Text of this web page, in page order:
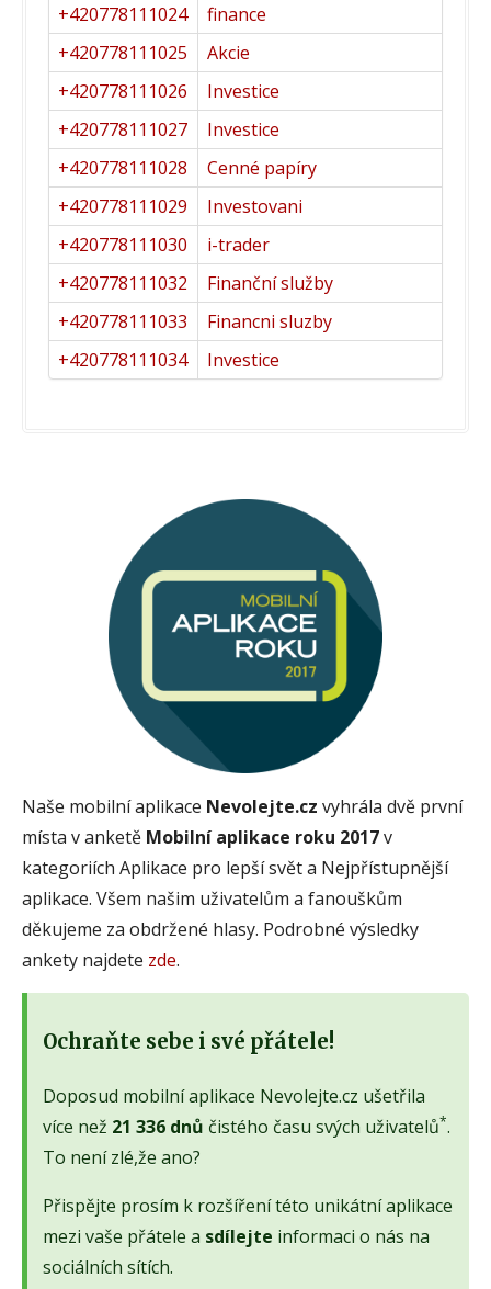
+420778111024
finance
+420778111025
Akcie
+420778111026
Investice
+420778111027
Investice
+420778111028
Cenné papíry
+420778111029
Investovani
+420778111030
i-trader
+420778111032
Finanční služby
+420778111033
Financni sluzby
+420778111034
Investice
Naše mobilní aplikace Nevolejte.cz vyhrála dvě první
místa v anketě Mobilní aplikace roku 2017v
kategoriích Aplikace pro lepší svět a Nejpřístupnější
aplikace. Všem našim uživatelům a fanouškům
děkujeme za obdržené hlasy. Podrobné výsledky
ankety najdete zde.
Ochraňte sebe i své přátele!
Doposud mobilní aplikace Nevolejte.cz ušetřila
více než 21 336 dnů čistého času svých uživatelů*.
To není zlé,že ano?
Přispějte prosím k rozšíření této unikátní aplikace
mezi vaše přátele a sdílejte informaci o nás na
sociálních sítích.